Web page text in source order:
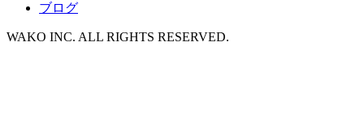
ブログ
WAKO INC. ALL RIGHTS RESERVED.